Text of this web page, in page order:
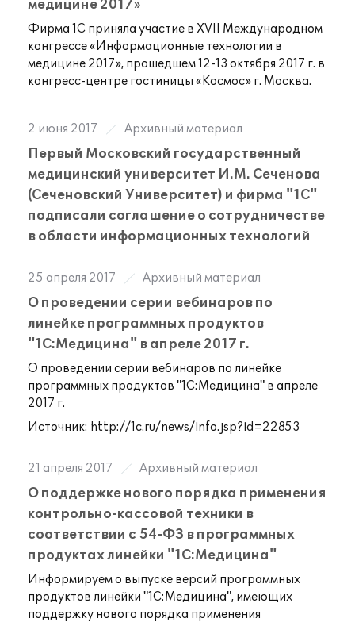
медицине 2017»
Фирма 1С приняла участие в XVII Международном
конгрессе «Информационные технологии в
медицине 2017», прошедшем 12-13 октября 2017 г. в
конгресс-центре гостиницы «Космос» г. Москва.
2 июня 2017 Архивный материал
Первый Московский государственный
медицинский университет И.М. Сеченова
(Сеченовский Университет) и фирма "1С"
подписали соглашение о сотрудничестве
в области информационных технологий
25 апреля 2017 Архивный материал
О проведении серии вебинаров по
линейке программных продуктов
"1С:Медицина" в апреле 2017 г.
О проведении серии вебинаров по линейке
программных продуктов "1С:Медицина" в апреле
2017 г.
Источник: http://1c.ru/news/info.jsp?id=22853
21 апреля 2017 Архивный материал
О поддержке нового порядка применения
контрольно-кассовой техники в
соответствии с 54-ФЗ в программных
продуктах линейки "1С:Медицина"
Информируем о выпуске версий программных
продуктов линейки "1С:Медицина", имеющих
поддержку нового порядка применения